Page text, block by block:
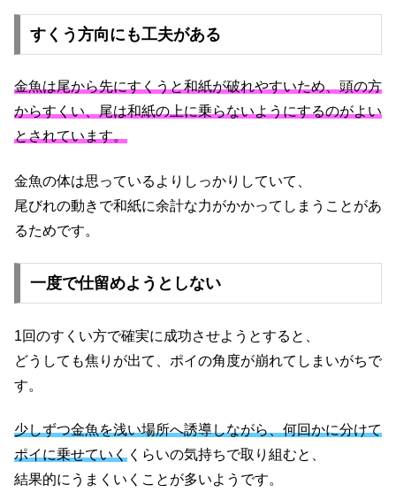
すくう方向にも工夫がある
金魚は尾から先にすくうと和紙が破れやすいため、頭の方
からすくい、尾は和紙の上に乗らないようにするのがよい
とされています。
金魚の体は思っているよりしっかりしていて、
尾びれの動きで和紙に余計な力がかかってしまうことがあ
るためです。
一度で仕留めようとしない
1回のすくい方で確実に成功させようとすると、
どうしても焦りが出て、ポイの角度が崩れてしまいがちで
す。
少しずつ金魚を浅い場所へ誘導しながら、何回かに分けて
ポイに乗せていく くらいの気持ちで取り組むと、
結果的にうまくいくことが多いようです。